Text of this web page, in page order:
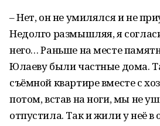
– Нет, он не умилялся и не
Недолго размышляя, я
него… Раньше на месте
Юлаеву были частные дома.
съёмной квартире вместе с
потом, встав на ноги, мы не
отпустила. Так и жили у неё в